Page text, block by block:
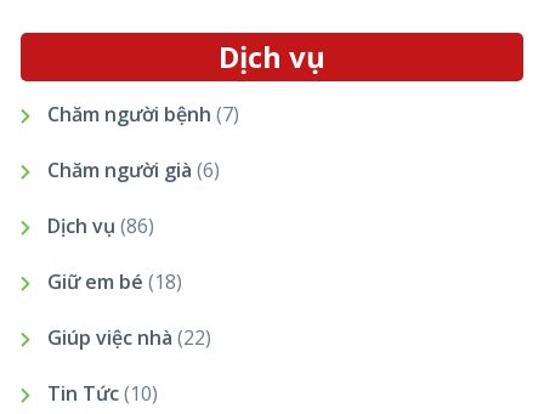
Dịch vụ
Chăm người bệnh (7)
Chăm người già (6)
Dịch vụ (86)
Giữ em bé (18)
Giúp việc nhà (22)
Tin Tức(10)